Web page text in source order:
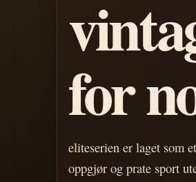
for
eliteserien er laget som
oppgjør og prate sport